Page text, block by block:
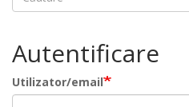
Căutare
Autentificare
Utilizator/email